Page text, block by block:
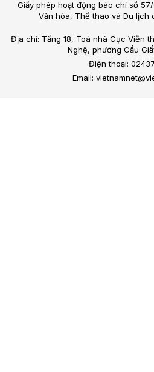
Giấy phép hoạt động báo chí số
Văn hóa, Thể thao và Du lịch
Địa chỉ: Tầng 18, Toà nhà Cục Viễn
Nghệ, phường Cầu
Điện thoại:
Email: